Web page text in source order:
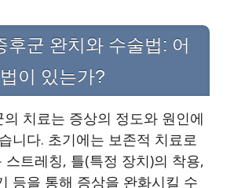
후군 완치와 수술법: 어
이 있는가?
치료는 증상의 정도와 원인에
니다. 초기에는 보존적 치료로
스트레칭, 틀(특정 장치)의 착용,
등을 통해 증상을 완화시킬 수